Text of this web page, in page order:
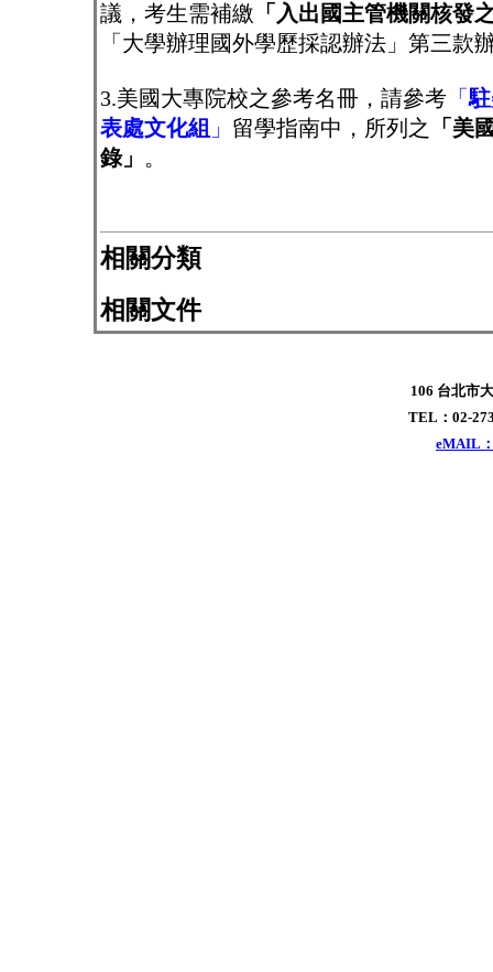
議，考生需補繳 「入出國主管機關核發
「大學辦理國外學歷採認辦法」第三款
3.美國大專院校之參考名冊，請參考 「
表處文化組 」 留學指南中，所列之
「美
錄」 。
相關分類
相關文件
106 台北市
TEL：02-
eMAIL